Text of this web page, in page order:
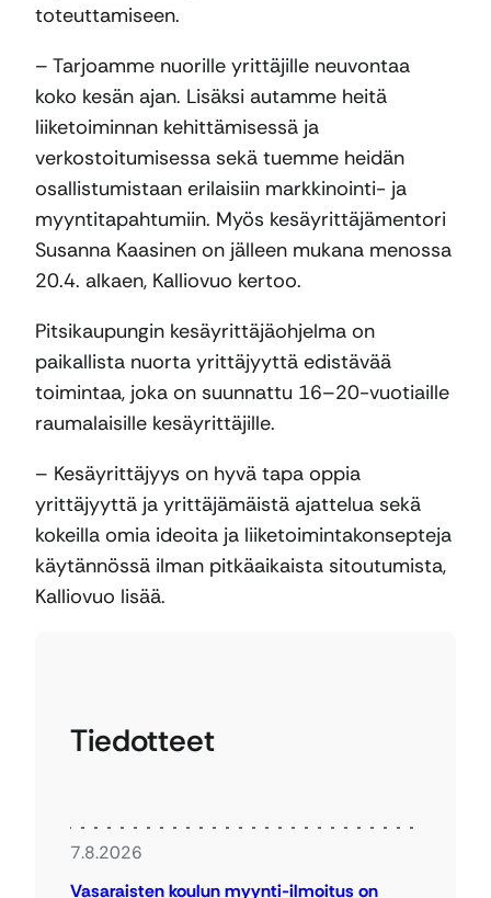
toteuttamiseen.
– Tarjoamme nuorille yrittäjille neuvontaa
koko kesän ajan. Lisäksi autamme heitä
liiketoiminnan kehittämisessä ja
verkostoitumisessa sekä tuemme heidän
osallistumistaan erilaisiin markkinointi- ja
myyntitapahtumiin. Myös kesäyrittäjämentori
Susanna Kaasinen on jälleen mukana menossa
20.4. alkaen, Kalliovuo kertoo.
Pitsikaupungin kesäyrittäjäohjelma on
paikallista nuorta yrittäjyyttä edistävää
toimintaa, joka on suunnattu 16–20-vuotiaille
raumalaisille kesäyrittäjille.
– Kesäyrittäjyys on hyvä tapa oppia
yrittäjyyttä ja yrittäjämäistä ajattelua sekä
kokeilla omia ideoita ja liiketoimintakonsepteja
käytännössä ilman pitkäaikaista sitoutumista,
Kalliovuo lisää.
Tiedotteet
7.8.2026
Vasaraisten koulun myynti-ilmoitus on